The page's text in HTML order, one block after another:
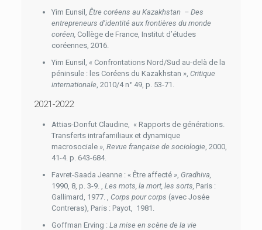
Yim Eunsil, Être coréens au Kazakhstan – Des
entrepreneurs d’identité aux frontières du monde
coréen, Collège de France, Institut d’études
coréennes, 2016.
Yim Eunsil, « Confrontations Nord/Sud au-delà de la
péninsule : les Coréens du Kazakhstan », Critique
internationale, 2010/4 n° 49, p. 53-71.
2021-2022
Attias-Donfut Claudine, « Rapports de générations.
Transferts intrafamiliaux et dynamique
macrosociale », Revue française de sociologie, 2000,
41-4. p. 643-684.
Favret-Saada Jeanne : « Être affecté », Gradhiva,
1990, 8, p. 3-9. , Les mots, la mort, les sorts, Paris :
Gallimard, 1977. , Corps pour corps (avec Josée
Contreras), Paris : Payot, 1981.
Goffman Erving : La mise en scène de la vie